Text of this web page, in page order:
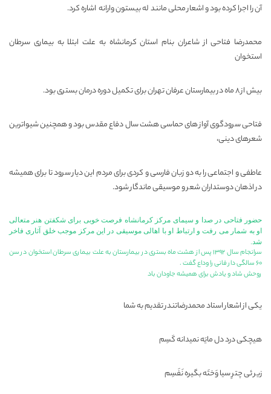
آن را اجرا کرده بود و اشعار محلی مانند له بیستون وارانه اشاره کرد.
محمدرضا فتاحی از شاعران بنام استان کرمانشاه به علت ابتلا به بیماری سرطان
استخوان
بیش از ۸ ماه در بیمارستان عرفان تهران برای تکمیل دوره درمان بستری بود.
فتاحی سرودگوی آواز های حماسی هشت سال دفاع مقدس بود و همچنین شیواترین
شعرهای دینی،
عاطفی و اجتماعی را به دو زبان فارسی و كردی برای مردم این دیار سرود تا برای همیشه
در اذهان دوستداران شعر و موسیقی ماندگار شود.
حضور فتاحی در صدا و سیمای مركز كرمانشاه فرصت خوبی برای شكفتن هنر متعالی
او به شمار می رفت و ارتباط او با اهالی موسیقی در این مركز موجب خلق آثاری فاخر
شد.
سرانجام سال ۱۳۹۲ پس از هشت ماه بستری در بیمارستان به علت بیماری سرطان استخوان در سن
۶۰ سالگی دار فانی را وداع گفت .
روحش شاد و یادش برای همیشه جاودان باد
یکی از اشعار استاد محمدرضاتندر تقدیم به شما
هیچکی درد دل مایَه نمیدانه کَسِم
زیر ئی چترِ سیا وَختَه بگیره نَفَسِم